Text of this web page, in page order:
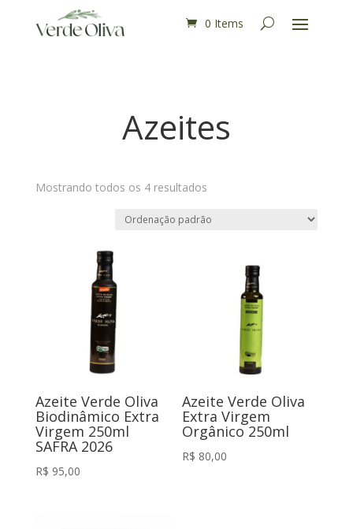
0 Items
Azeites
Mostrando todos os 4 resultados
Azeite Verde Oliva
Biodinâmico Extra
Virgem 250ml
SAFRA 2026
R$ 95,00
Azeite Verde Oliva
Extra Virgem
Orgânico 250ml
R$ 80,00